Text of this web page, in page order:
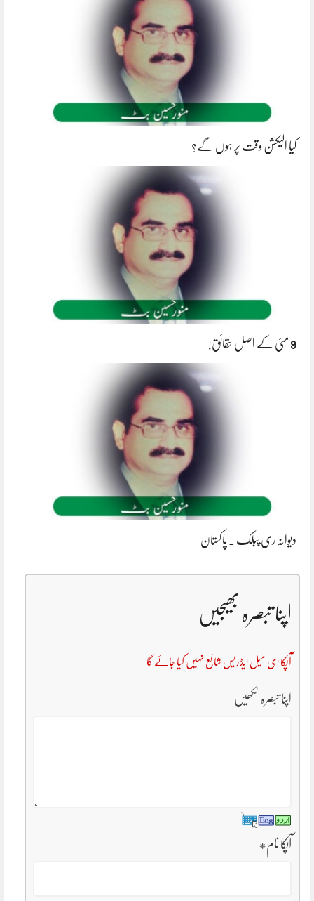
کیا الیکشن وقت پر ہوں گے؟
9 مئی کے اصل حقائق!
دیوانہ ری پبلک ۔ پاکستان
اپنا تبصرہ بھیجیں
آپکا ای میل ایڈریس شائع نہیں کیا جائے گا
اپنا تبصرہ لکھیں
آپکا نام*